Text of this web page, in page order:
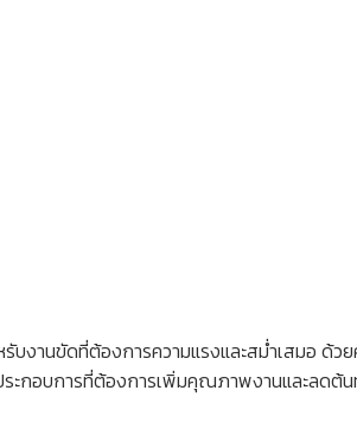
บงานขัดที่ต้องการความแรงและสม่ำเสมอ
ะกอบการที่ต้องการเพิ่มคุณภาพงานและลดต้